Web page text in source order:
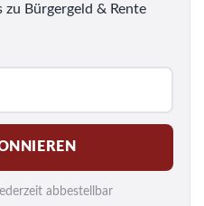
Bürgergeld & Rente
M
a
i
l
abbestellbar